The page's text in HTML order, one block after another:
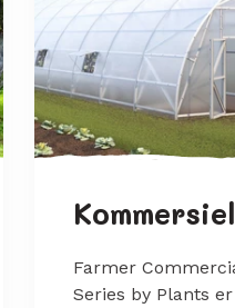
Farmer
Series by Plants